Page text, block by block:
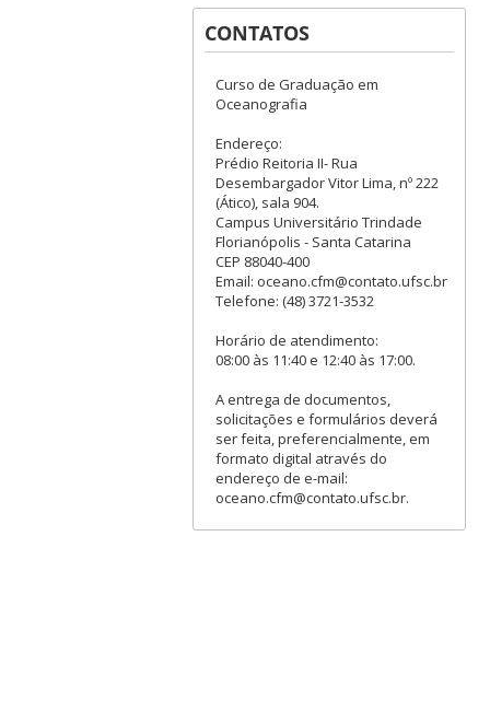
CONTATOS
Curso de Graduação em
Oceanografia
Endereço:
Prédio Reitoria II- Rua
Desembargador Vitor Lima, nº 222
(Ático), sala 904.
Campus Universitário Trindade
Florianópolis - Santa Catarina
CEP 88040-400
Email: oceano.cfm@contato.ufsc.br
Telefone: (48) 3721-3532
Horário de atendimento:
08:00 às 11:40 e 12:40 às 17:00.
A entrega de documentos,
solicitações e formulários deverá
ser feita, preferencialmente, em
formato digital através do
endereço de e-mail:
oceano.cfm@contato.ufsc.br.